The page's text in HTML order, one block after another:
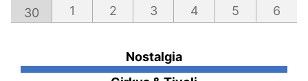
30
1 2 3 4 5 6
Nostalgia